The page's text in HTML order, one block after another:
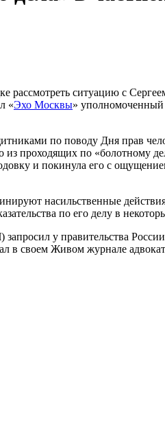
рассмотреть ситуацию с
«Эхо Москвы» уполномоченный
по поводу Дня прав
из проходящих по «болотному
и покинула его с
насильственные
по его делу в
у правительства
в своем Живом журнале